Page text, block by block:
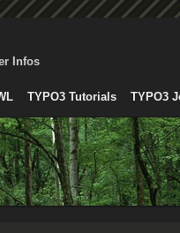
Infos
TYPO3 Tutorials TYPO3